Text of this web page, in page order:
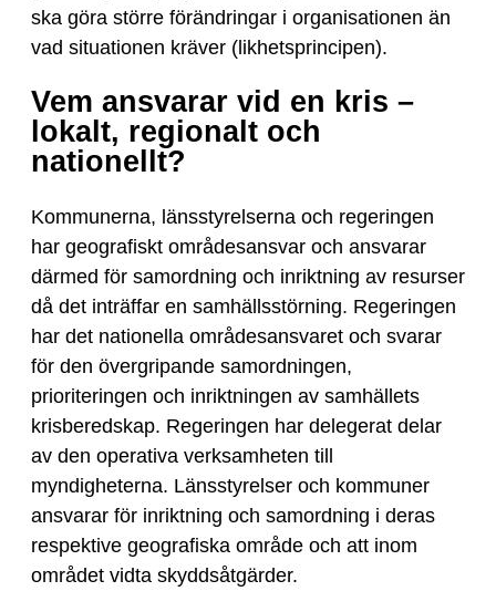
ska göra större förändringar i organisationen än
vad situationen kräver (likhetsprincipen).
Vem ansvarar vid en kris –
lokalt, regionalt och
nationellt?
Kommunerna, länsstyrelserna och regeringen
har geografiskt områdesansvar och ansvarar
därmed för samordning och inriktning av resurser
då det inträffar en samhällsstörning. Regeringen
har det nationella områdesansvaret och svarar
för den övergripande samordningen,
prioriteringen och inriktningen av samhällets
krisberedskap. Regeringen har delegerat delar
av den operativa verksamheten till
myndigheterna. Länsstyrelser och kommuner
ansvarar för inriktning och samordning i deras
respektive geografiska område och att inom
området vidta skyddsåtgärder.